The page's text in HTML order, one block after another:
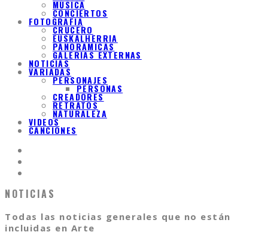
MUSICA
CONCIERTOS
FOTOGRAFIA
CRUCERO
EUSKALHERRIA
PANORAMICAS
GALERIAS EXTERNAS
NOTICIAS
VARIADAS
PERSONAJES
PERSONAS
CREADORES
RETRATOS
NATURALEZA
VIDEOS
CANCIONES
NOTICIAS
Todas las noticias generales que no están
incluidas en Arte